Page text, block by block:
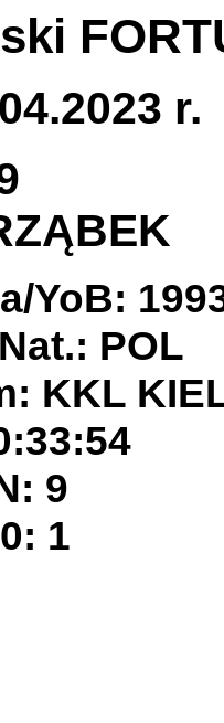
r.
YoB:
POL
KKL
9
1